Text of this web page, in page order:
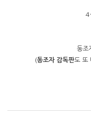
동조
(동조자 감독판도 또